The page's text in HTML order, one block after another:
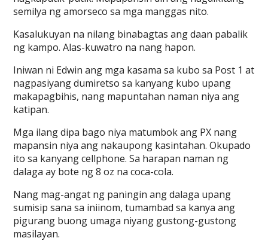
semilya ng amorseco sa mga manggas nito.
Kasalukuyan na nilang binabagtas ang daan pabalik
ng kampo. Alas-kuwatro na nang hapon.
Iniwan ni Edwin ang mga kasama sa kubo sa Post 1 at
nagpasiyang dumiretso sa kanyang kubo upang
makapagbihis, nang mapuntahan naman niya ang
katipan.
Mga ilang dipa bago niya matumbok ang PX nang
mapansin niya ang nakaupong kasintahan. Okupado
ito sa kanyang cellphone. Sa harapan naman ng
dalaga ay bote ng 8 oz na coca-cola.
Nang mag-angat ng paningin ang dalaga upang
sumisip sana sa iniinom, tumambad sa kanya ang
pigurang buong umaga niyang gustong-gustong
masilayan.